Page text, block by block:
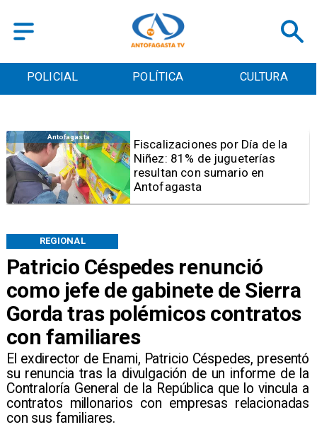
POLICIAL POLÍTICA CULTURA
Patricio Céspedes renunció
como jefe de gabinete de Sierra
Gorda tras polémicos contratos
con familiares
​El exdirector de Enami, Patricio Céspedes, presentó
su renuncia tras la divulgación de un informe de la
Contraloría General de la República que lo vincula a
contratos millonarios con empresas relacionadas
con sus familiares.
REGIONAL
Antofagasta
Tribunal frena opción de pena
mixta para Karen Rojo por ahora